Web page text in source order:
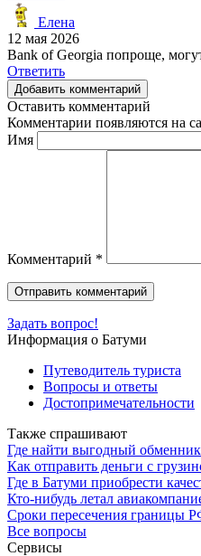
Елена
12 мая 2026
Bank of Georgia попроще,
Ответить
Добавить комментарий
Оставить комментарий
Комментарии появляются на
Имя
Комментарий *
Задать вопрос!
Информация о Батуми
Путеводитель туриста
Вопросы и ответы
Достопримечательности
Также спрашивают
Где найти выгодный
Как отправить деньги с
Где в Батуми приобрести
Кто-нибудь летал
Сроки пересечения границы
Все вопросы
Сервисы